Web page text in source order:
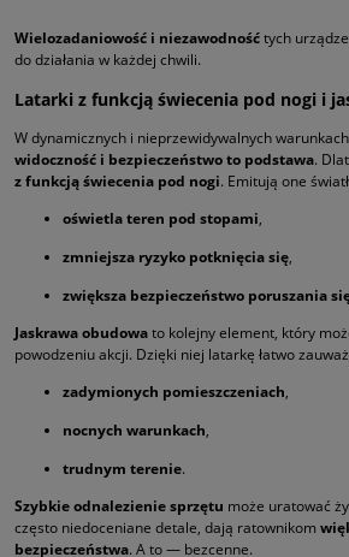
Wielozadaniowość i niezawodnośćtych
do działania w każdej chwili.
Latarki z funkcją świecenia pod nogi i
W dynamicznych i nieprzewidywalnych
widoczność i bezpieczeństwo to podstawa.
z funkcją świecenia pod nogi. Emitują one
oświetla teren pod stopami,
zmniejsza ryzyko potknięcia się,
zwiększa bezpieczeństwo poruszania
Jaskrawa obudowato kolejny element, który
powodzeniu akcji. Dzięki niej latarkę łatwo
zadymionych pomieszczeniach,
nocnych warunkach,
trudnym terenie.
Szybkie odnalezienie sprzętu może uratować
często niedoceniane detale, dają ratownikom
bezpieczeństwa. A to — bezcenne.